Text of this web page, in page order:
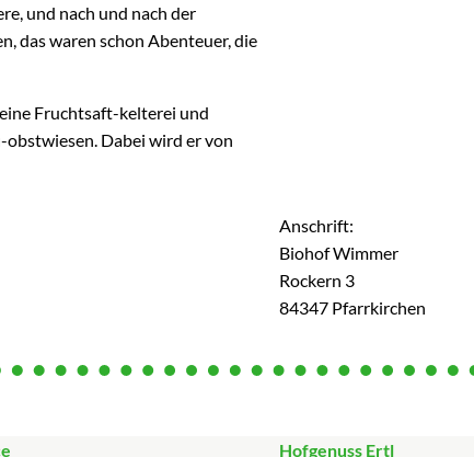
und nach und nach der
das waren schon Abenteuer, die
Fruchtsaft-kelterei und
Dabei wird er von
Anschrift:
Biohof Wimmer
Rockern 3
84347 Pfarrkirchen
Hofgenuss Ertl